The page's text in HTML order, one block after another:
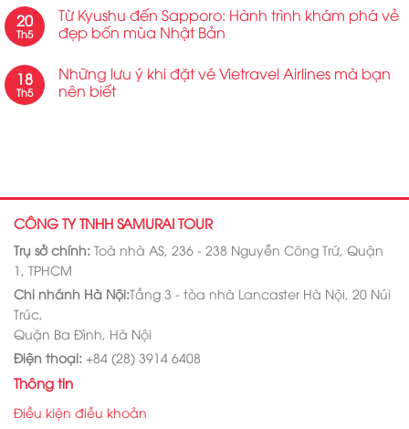
20
Th5
Từ Kyushu đến Sapporo: Hành trình khám phá vẻ
đẹp bốn mùa Nhật Bản
18
Th5
Những lưu ý khi đặt vé Vietravel Airlines mà bạn
nên biết
CÔNG TY TNHH SAMURAI TOUR
Trụ sở chính: Toà nhà AS, 236 - 238 Nguyễn Công Trứ, Quận
1, TPHCM
Chi nhánh Hà Nội:Tầng 3 - tòa nhà Lancaster Hà Nội, 20 Núi
Trúc,
Quận Ba Đình, Hà Nội
Điện thoại: +84 (28) 3914 6408
Thông tin
Điều kiện điều khoản